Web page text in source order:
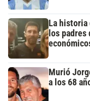
La historia
los
Murió
a los 68